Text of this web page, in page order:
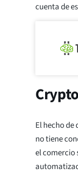
cuenta de
El hecho
no tiene
el comercio